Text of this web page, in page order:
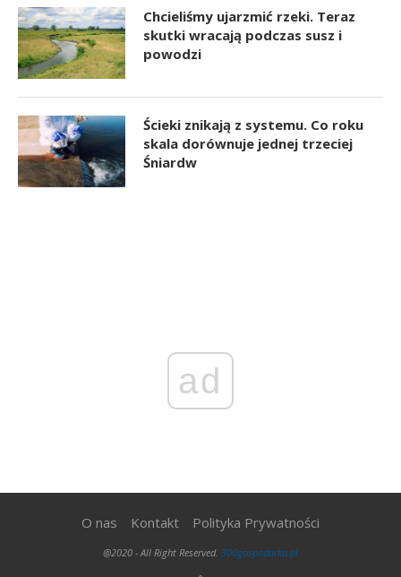
Chcieliśmy ujarzmić rzeki. Teraz
skutki wracają podczas susz i
powodzi
Ścieki znikają z systemu. Co roku
skala dorównuje jednej trzeciej
Śniardw
ad
O nas Kontakt Polityka Prywatności
@2020 - All Right Reserved. 300gospodarka.pl